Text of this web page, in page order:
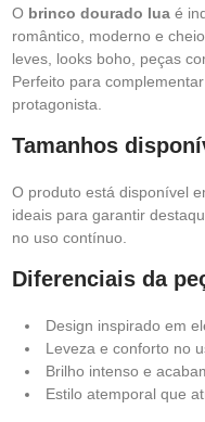
O brinco dourado lua é
romântico, moderno e
leves, looks boho, peças
Perfeito para
protagonista.
Tamanhos
O produto está disponível
ideais para garantir
no uso contínuo.
Diferenciais da
Design inspirado em
Leveza e conforto no
Brilho intenso e
Estilo atemporal que